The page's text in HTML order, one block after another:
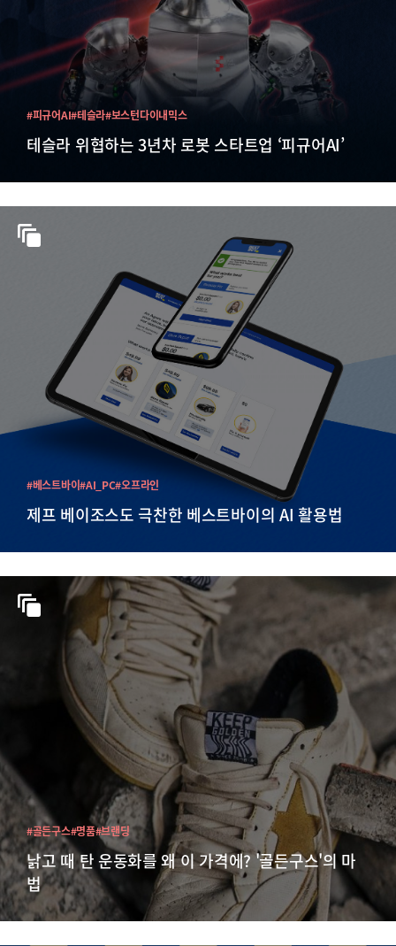
테슬라 위협하는 3년차 로봇 스타트업 ‘피규어AI’
#피규어AI#테슬라#보스턴다이내믹스
제프 베이조스도 극찬한 베스트바이의 AI 활용법
#베스트바이#AI_PC#오프라인
낡고 때 탄 운동화를 왜 이 가격에? '골든구스'의 마
법
#골든구스#명품#브랜딩